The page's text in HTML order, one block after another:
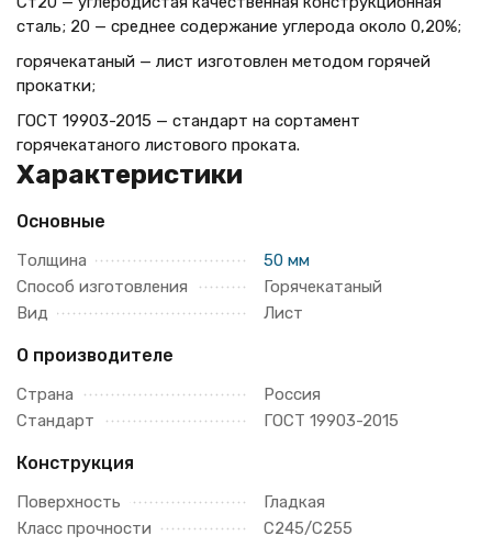
сталь; 20 — среднее содержание углерода около 0,20%;
горячекатаный — лист изготовлен методом горячей
прокатки;
ГОСТ 19903-2015 — стандарт на сортамент
горячекатаного листового проката.
Характеристики
Основные
Толщина
50 мм
Способ изготовления
Горячекатаный
Вид
Лист
О производителе
Страна
Россия
Стандарт
ГОСТ 19903-2015
Конструкция
Поверхность
Гладкая
Класс прочности
С245/С255